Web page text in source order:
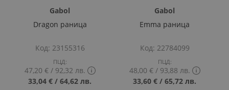
Gabol
Dragon раница
Код 23155316
ПЦД:
47,20 € ‎/‎92,32 лв.
33,04 € ‎/‎ 64,62 лв.
Gabol
Emma раница
Код 22784099
ПЦД:
48,00 € ‎/‎93,88 лв.
33,60 € ‎/‎ 65,72 лв.